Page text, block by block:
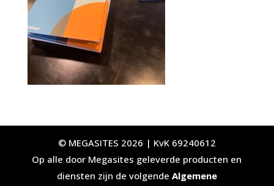
© MEGASITES 2026 | KvK 69240612
Op alle door Megasites geleverde producten en
diensten zijn de volgende Algemene